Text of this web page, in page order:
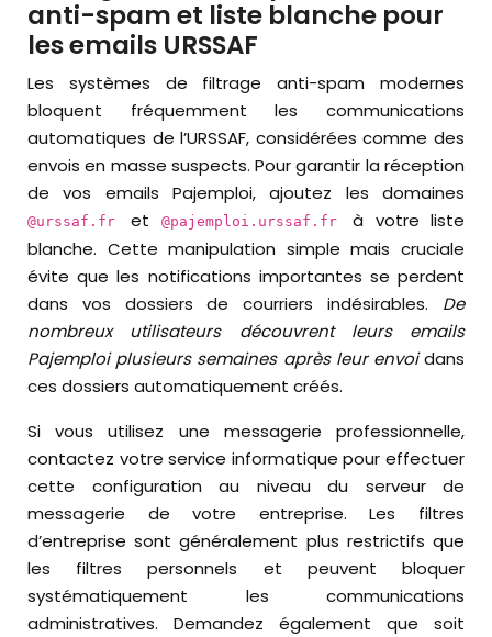
anti-spam et liste blanche pour
les emails URSSAF
Les systèmes de filtrage anti-spam modernes
bloquent fréquemment les communications
automatiques de l’URSSAF, considérées comme des
envois en masse suspects. Pour garantir la réception
de vos emails Pajemploi, ajoutez les domaines
@urssaf.fret @pajemploi.urssaf.frà votre liste
blanche. Cette manipulation simple mais cruciale
évite que les notifications importantes se perdent
dans vos dossiers de courriers indésirables. De
nombreux utilisateurs découvrent leurs emails
Pajemploi plusieurs semaines après leur envoidans
ces dossiers automatiquement créés.
Si vous utilisez une messagerie professionnelle,
contactez votre service informatique pour effectuer
cette configuration au niveau du serveur de
messagerie de votre entreprise. Les filtres
d’entreprise sont généralement plus restrictifs que
les filtres personnels et peuvent bloquer
systématiquement les communications
administratives. Demandez également que soit